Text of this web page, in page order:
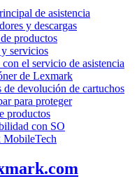
de asistencia
y descargas
productos
servicios
el servicio de asistencia
de Lexmark
de devolución de cartuchos
para proteger
productos
con SO
MobileTech